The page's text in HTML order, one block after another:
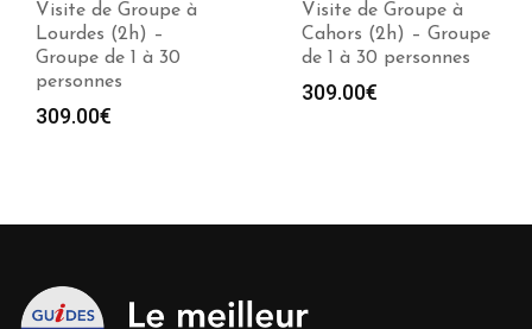
Visite de Groupe à
Lourdes (2h) –
Groupe de 1 à 30
personnes
309.00€
Visite de Groupe à
Cahors (2h) – Groupe
de 1 à 30 personnes
309.00€